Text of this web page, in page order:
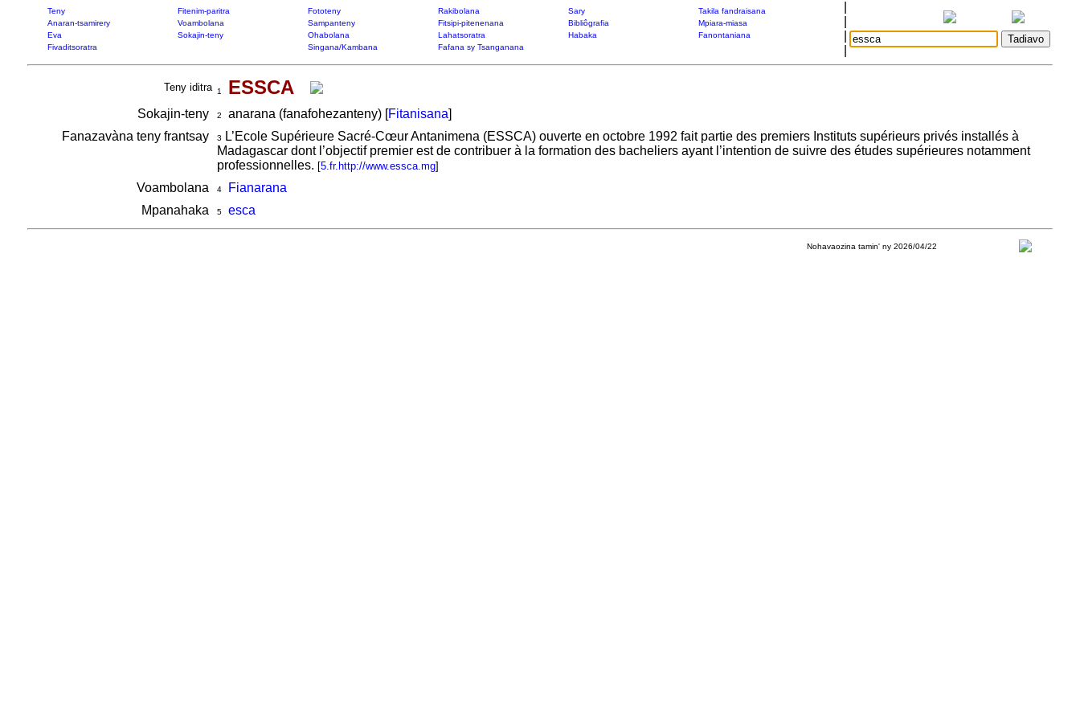
Teny Fitenim-paritra Fototeny Rakibolana Sary
Takila fandraisana
Anaran-tsamirery
Voambolana Sampanteny Fitsipi-pitenenana Bibliôgrafia
Mpiara-miasa
Eva
Sokajin-teny Ohabolana Lahatsoratra Habaka
Fanontaniana
Fivaditsoratra
Singana/Kambana Fafana sy Tsanganana
Teny iditra 1 ESSCA
Sokajin-teny 2 anarana (fanafohezanteny) [Fitanisana]
Fanazavàna teny frantsay
3
L’Ecole Supérieure Sacré-Cœur Antanimena (ESSCA) ouverte en octobre 1992 fait partie des premiers Instituts supérieurs privés installés à
Madagascar dont l’objectif premier est de contribuer à la formation des bacheliers ayant l’intention de suivre des études supérieures notamment
professionnelles. [5.fr.http://www.essca.mg]
Voambolana 4
Fianarana
Mpanahaka
5 esca
Nohavaozina tamin' ny 2026/04/22